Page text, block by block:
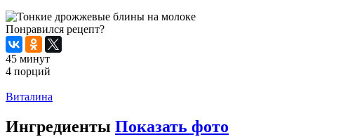
Понравился рецепт?
45 минут
4 порций
Виталина
Ингредиенты Показать фото